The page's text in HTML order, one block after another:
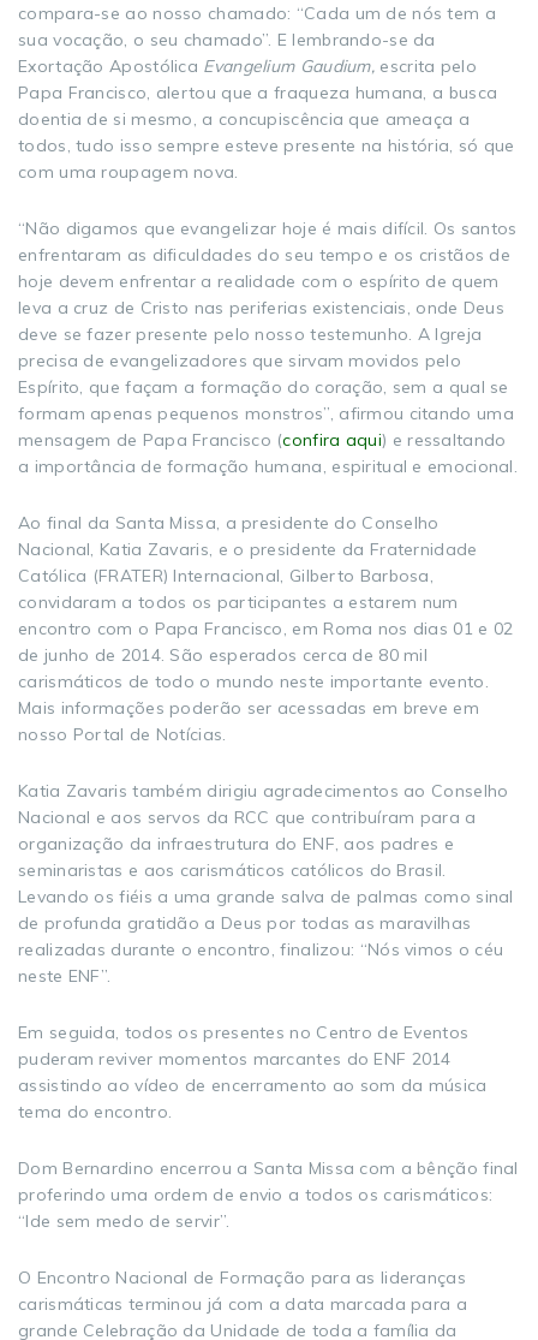
compara-se ao nosso chamado: “Cada um de nós tem a
sua vocação, o seu chamado”. E lembrando-se da
Exortação Apostólica Evangelium Gaudium, escrita pelo
Papa Francisco, alertou que a fraqueza humana, a busca
doentia de si mesmo, a concupiscência que ameaça a
todos, tudo isso sempre esteve presente na história, só que
com uma roupagem nova.
“Não digamos que evangelizar hoje é mais difícil. Os santos
enfrentaram as dificuldades do seu tempo e os cristãos de
hoje devem enfrentar a realidade com o espírito de quem
leva a cruz de Cristo nas periferias existenciais, onde Deus
deve se fazer presente pelo nosso testemunho. A Igreja
precisa de evangelizadores que sirvam movidos pelo
Espírito, que façam a formação do coração, sem a qual se
formam apenas pequenos monstros”, afirmou citando uma
mensagem de Papa Francisco (confira aqui) e ressaltando
a importância de formação humana, espiritual e emocional.
Ao final da Santa Missa, a presidente do Conselho
Nacional, Katia Zavaris, e o presidente da Fraternidade
Católica (FRATER) Internacional, Gilberto Barbosa,
convidaram a todos os participantes a estarem num
encontro com o Papa Francisco, em Roma nos dias 01 e 02
de junho de 2014. São esperados cerca de 80 mil
carismáticos de todo o mundo neste importante evento.
Mais informações poderão ser acessadas em breve em
nosso Portal de Notícias.
Katia Zavaris também dirigiu agradecimentos ao Conselho
Nacional e aos servos da RCC que contribuíram para a
organização da infraestrutura do ENF, aos padres e
seminaristas e aos carismáticos católicos do Brasil.
Levando os fiéis a uma grande salva de palmas como sinal
de profunda gratidão a Deus por todas as maravilhas
realizadas durante o encontro, finalizou: “Nós vimos o céu
neste ENF”.
Em seguida, todos os presentes no Centro de Eventos
puderam reviver momentos marcantes do ENF 2014
assistindo ao vídeo de encerramento ao som da música
tema do encontro.
Dom Bernardino encerrou a Santa Missa com a bênção final
proferindo uma ordem de envio a todos os carismáticos:
“Ide sem medo de servir”.
O Encontro Nacional de Formação para as lideranças
carismáticas terminou já com a data marcada para a
grande Celebração da Unidade de toda a família da